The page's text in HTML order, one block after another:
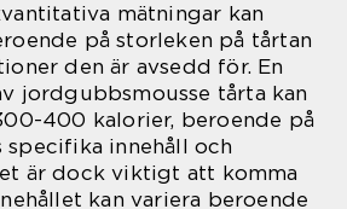
mätningar kan
på storleken på tårtan
den är avsedd för. En
jordgubbsmousse tårta kan
400 kalorier, beroende på
specifika innehåll och
är dock viktigt att komma
kan variera beroende